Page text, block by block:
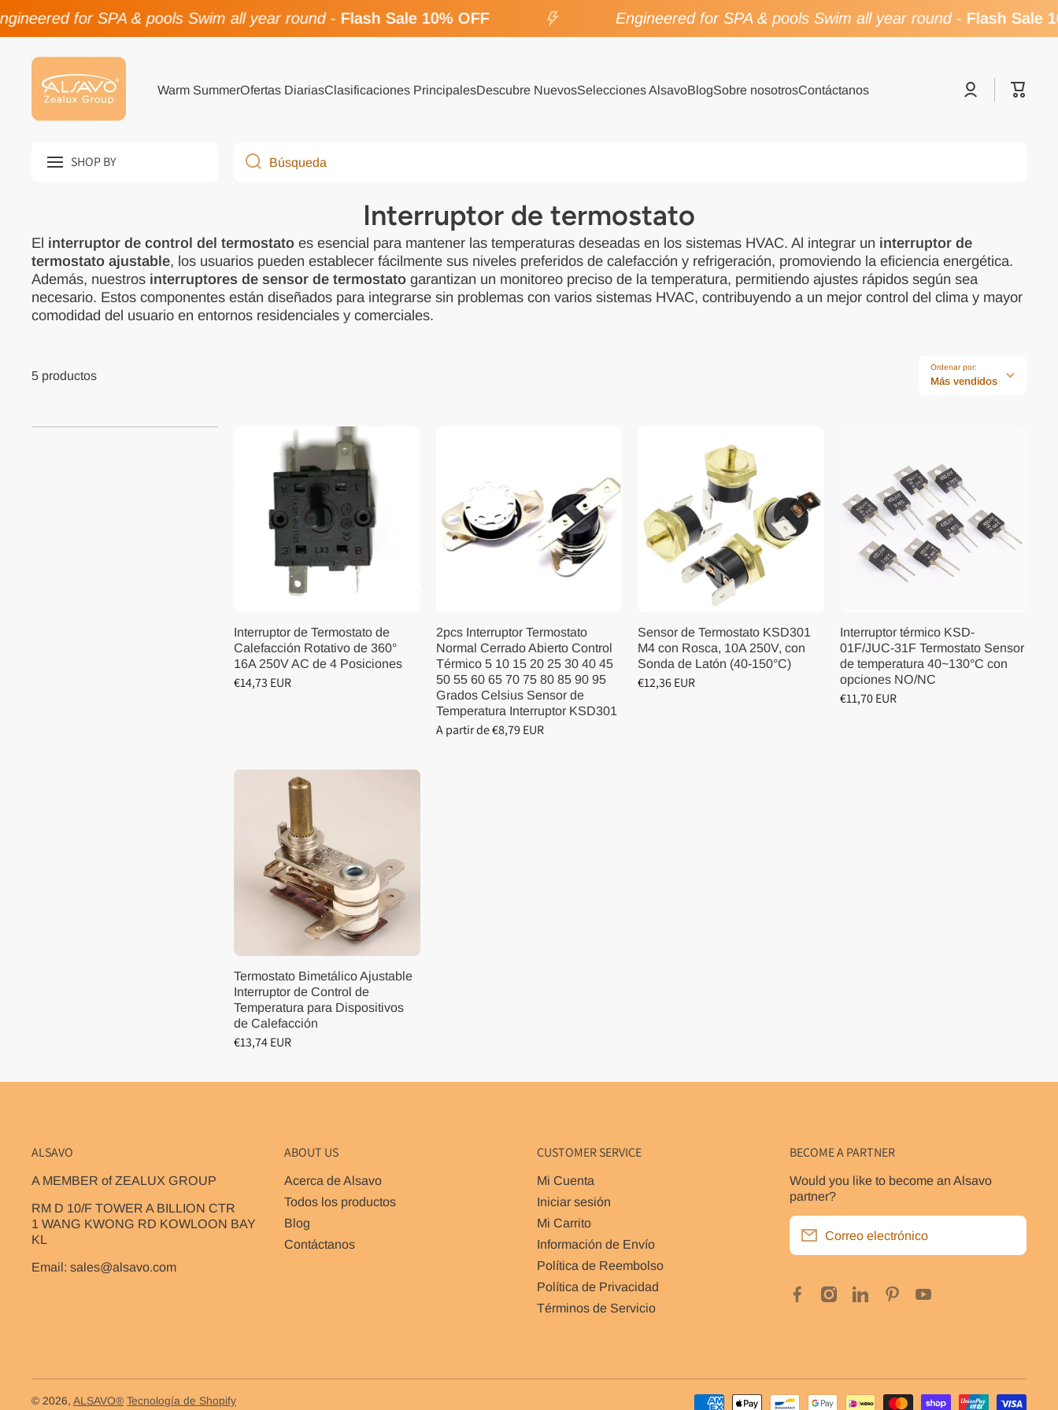
Ir directamente al contenido
for SPA & pools Swim all year round- Flash Sale 10% OFF Engineered for SPA & pools Swim all year round- Flash Sale
Warm SummerOfertas DiariasClasificaciones PrincipalesDescubre NuevosSelecciones AlsavoBlogSobre nosotrosContáctanos
Iniciar
sesión
Carrito
SHOP BY Búsqueda
Interruptor de termostato
El interruptor de control del termostato es esencial para mantener las temperaturas deseadas en los sistemas HVAC. Al integrar un interruptor de
termostato ajustable, los usuarios pueden establecer fácilmente sus niveles preferidos de calefacción y refrigeración, promoviendo la eficiencia energética.
Además, nuestros interruptores de sensor de termostato garantizan un monitoreo preciso de la temperatura, permitiendo ajustes rápidos según sea
necesario. Estos componentes están diseñados para integrarse sin problemas con varios sistemas HVAC, contribuyendo a un mejor control del clima y mayor
comodidad del usuario en entornos residenciales y comerciales.
5 productos
Ordenar por:
Más vendidos
Interruptor de Termostato de
Calefacción Rotativo de 360°
16A 250V AC de 4 Posiciones
€14,73 EUR
2pcs Interruptor Termostato
Normal Cerrado Abierto Control
Térmico 5 10 15 20 25 30 40 45
50 55 60 65 70 75 80 85 90 95
Grados Celsius Sensor de
Temperatura Interruptor KSD301
A partir de €8,79 EUR
Sensor de Termostato KSD301
M4 con Rosca, 10A 250V, con
Sonda de Latón (40-150°C)
€12,36 EUR
Interruptor térmico KSD-
01F/JUC-31F Termostato Sensor
de temperatura 40~130°C con
opciones NO/NC
€11,70 EUR
Termostato Bimetálico Ajustable
Interruptor de Control de
Temperatura para Dispositivos
de Calefacción
€13,74 EUR
ALSAVO
A MEMBER of ZEALUX GROUP
RM D 10/F TOWER A BILLION CTR
1 WANG KWONG RD KOWLOON BAY
KL
Email: sales@alsavo.com
ABOUT US
Acerca de Alsavo
Todos los productos
Blog
Contáctanos
CUSTOMER SERVICE
Mi Cuenta
Iniciar sesión
Mi Carrito
Información de Envío
Política de Reembolso
Política de Privacidad
Términos de Servicio
BECOME A PARTNER
Would you like to become an Alsavo
partner?
Correo electrónico
facebookcom/poolclubde
instagramcom/alsavo_inverboost_eu/
linkedincom/company/
pinterestcom/alsavo_eu/
youtubecom/
© 2026, ALSAVO® Tecnología de Shopify